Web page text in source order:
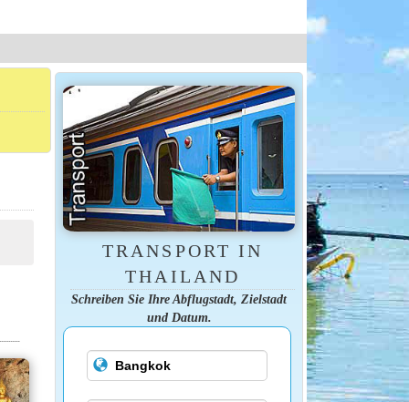
TRANSPORT IN
THAILAND
Schreiben Sie Ihre Abflugstadt, Zielstadt
und Datum.